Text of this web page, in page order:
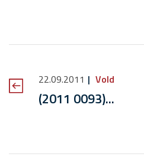
22.09.2011 Vold
(2011 0093)...